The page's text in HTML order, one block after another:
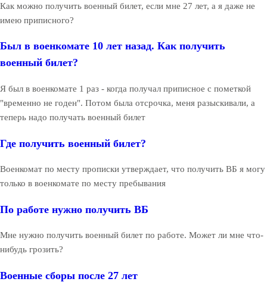
Как можно получить военный билет, если мне 27 лет, а я даже не
имею приписного?
Был в военкомате 10 лет назад. Как получить
военный билет?
Я был в военкомате 1 раз - когда получал приписное с пометкой
"временно не годен". Потом была отсрочка, меня разыскивали, а
теперь надо получать военный билет
Где получить военный билет?
Военкомат по месту прописки утверждает, что получить ВБ я могу
только в военкомате по месту пребывания
По работе нужно получить ВБ
Мне нужно получить военный билет по работе. Может ли мне что-
нибудь грозить?
Военные сборы после 27 лет